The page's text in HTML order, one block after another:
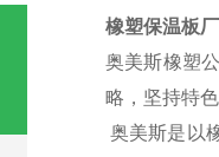
橡塑保温板
奥美斯橡塑
略，坚持特
奥美斯是以